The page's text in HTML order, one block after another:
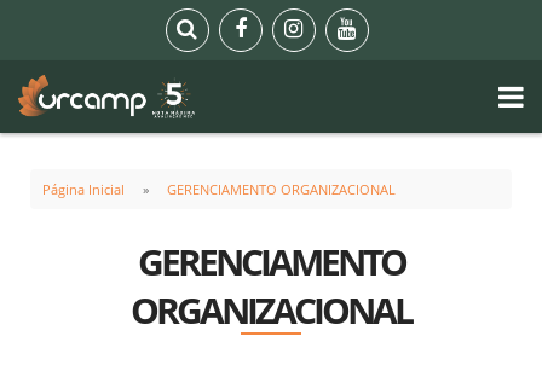
Página Inicial GERENCIAMENTO ORGANIZACIONAL
GERENCIAMENTO
ORGANIZACIONAL